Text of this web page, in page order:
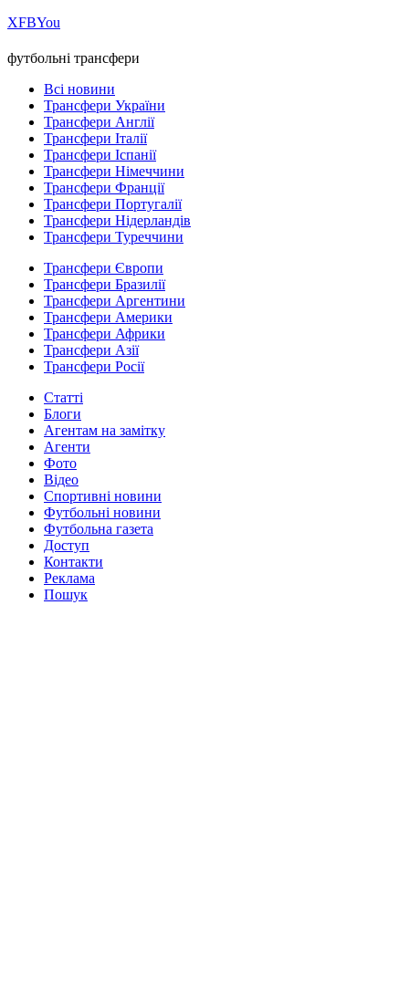
ХFBYou
футбольні трансфери
Всі новини
Трансфери України
Трансфери Англії
Трансфери Італії
Трансфери Іспанії
Трансфери Німеччини
Трансфери Франції
Трансфери Португалії
Трансфери Нідерландів
Трансфери Туреччини
Трансфери Європи
Трансфери Бразилії
Трансфери Аргентини
Трансфери Америки
Трансфери Африки
Трансфери Азії
Трансфери Росії
Статті
Блоги
Агентам на замітку
Агенти
Фото
Відео
Спортивні новини
Футбольні новини
Футбольна газета
Доступ
Контакти
Реклама
Пошук